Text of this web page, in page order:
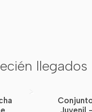
llegados